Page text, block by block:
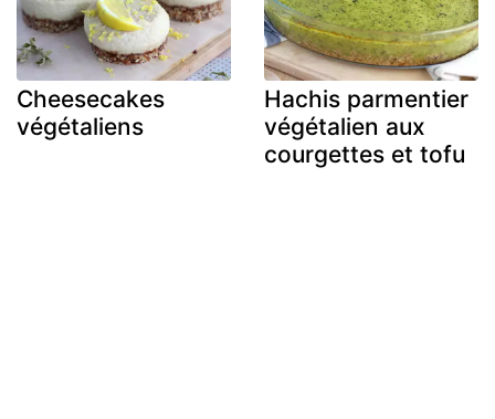
Cheesecakes
végétaliens
Hachis parmentier
végétalien aux
courgettes et tofu